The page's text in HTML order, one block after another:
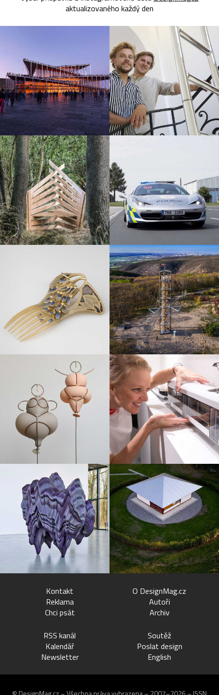
aktualizovaného každý den
Kontakt
Reklama
Chci psát
O DesignMag.cz
Autoři
Archiv
RSS kanál
Kalendář
Newsletter
Soutěž
Poslat design
English